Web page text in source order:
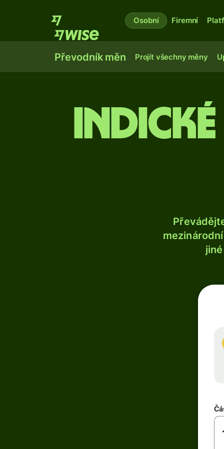
Osobní Firemní
Převodník měn Projít všechny měny